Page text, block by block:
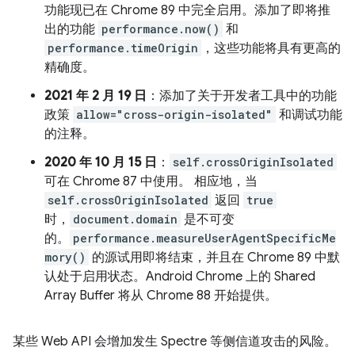
功能现已在 Chrome 89 中完全启用。添加了即将推
出的功能 performance.now() 和
performance.timeOrigin
，这些功能将具有更高的
精确度。
2021 年 2 月 19 日 ：添加了关于开发者工具中的功能
政策 allow="cross-origin-isolated" 和调试功能
的注释。
2020 年 10 月 15 日 ： self.crossOriginIsolated
可在 Chrome 87 中使用。 相应地，当
self.crossOriginIsolated 返回 true
时， document.domain 是不可变
的。
performance.measureUserAgentSpecificMe
mory() 的源试用即将结束，并且在 Chrome 89 中默
认处于启用状态。Android Chrome 上的 Shared
Array Buffer 将从 Chrome 88 开始提供。
某些 Web API 会增加发生 Spectre 等侧信道攻击的风险。